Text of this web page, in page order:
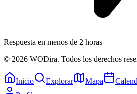
Respuesta en menos de 2 horas
© 2026 WODira. Todos los derechos
Inicio Explorar Mapa